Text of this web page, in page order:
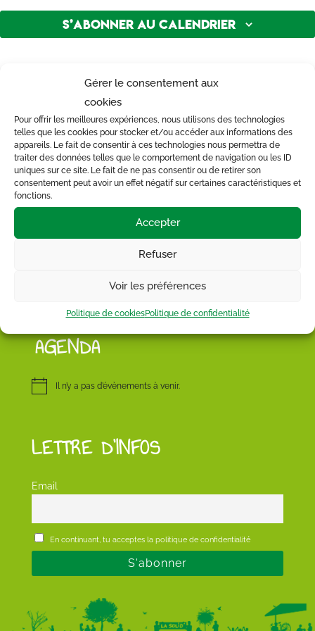
Gérer le consentement aux
cookies
Pour offrir les meilleures expériences, nous utilisons des technologies
telles que les cookies pour stocker et/ou accéder aux informations des
appareils. Le fait de consentir à ces technologies nous permettra de
traiter des données telles que le comportement de navigation ou les ID
uniques sur ce site. Le fait de ne pas consentir ou de retirer son
consentement peut avoir un effet négatif sur certaines caractéristiques et
fonctions.
Accepter
Refuser
Voir les préférences
Politique de cookiesPolitique de confidentialité
S’abonner au calendrier
CONTACT
Maison de la solidarité
AGENDA
Il n’y a pas d’évènements à venir.
LETTRE D’INFOS
Email
En continuant, tu acceptes la politique de confidentialité